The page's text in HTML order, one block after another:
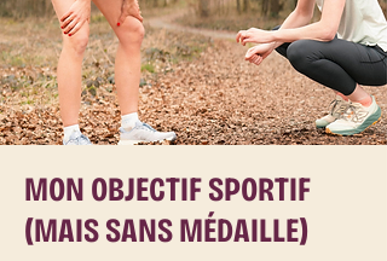
MON OBJECTIF SPORTIF
(MAIS SANS MÉDAILLE)